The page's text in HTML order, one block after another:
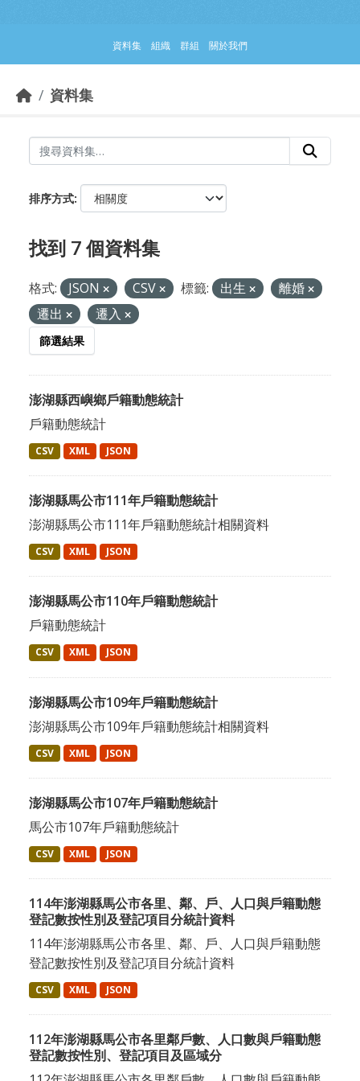
資料集 組織 群組 關於我們
資料集
排序方式
找到 7 個資料集
格式: JSON CSV 標籤: 出生
離婚
遷出
遷入
篩選結果
澎湖縣西嶼鄉戶籍動態統計
戶籍動態統計
CSV XML JSON
澎湖縣馬公市111年戶籍動態統計
澎湖縣馬公市111年戶籍動態統計相關資料
CSV XML JSON
澎湖縣馬公市110年戶籍動態統計
戶籍動態統計
CSV XML JSON
澎湖縣馬公市109年戶籍動態統計
澎湖縣馬公市109年戶籍動態統計相關資料
CSV XML JSON
澎湖縣馬公市107年戶籍動態統計
馬公市107年戶籍動態統計
CSV XML JSON
114年澎湖縣馬公市各里、鄰、戶、人口與戶籍動態
登記數按性別及登記項目分統計資料
114年澎湖縣馬公市各里、鄰、戶、人口與戶籍動態
登記數按性別及登記項目分統計資料
CSV XML JSON
112年澎湖縣馬公市各里鄰戶數、人口數與戶籍動態
登記數按性別、登記項目及區域分